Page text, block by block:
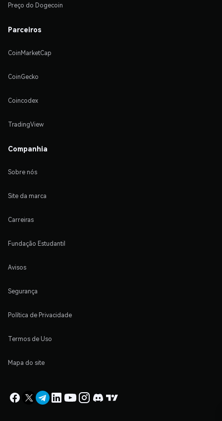
Preço do Dogecoin
Parceiros
CoinMarketCap
CoinGecko
Coincodex
TradingView
Companhia
Sobre nós
Site da marca
Carreiras
Fundação Estudantil
Avisos
Segurança
Política de Privacidade
Termos de Uso
Mapa do site